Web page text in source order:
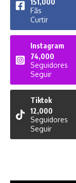
151,000
Fãs
Curtir
Instagram
74,000
Seguidores
Seguir
Tiktok
12,000
Seguidores
Seguir